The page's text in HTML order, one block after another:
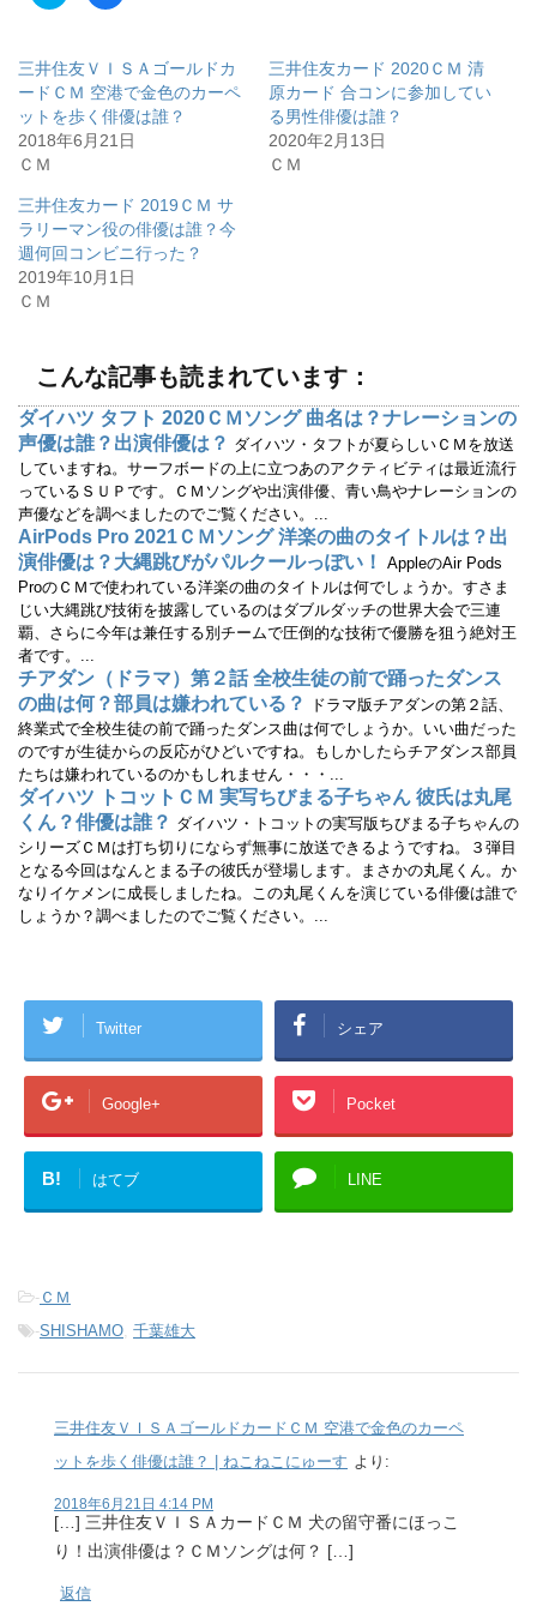
て
T
w
i
t
t
e
有
(
新
し
い
ウ
ィ
き
ま
す
)
o
k
で
共
有
す
ク
リ
ッ
ク
し
て
く
し
い
ウ
ィ
ン
ド
ウ
開
ま
す
)
三井住友ＶＩＳＡゴールドカ
ードＣＭ 空港で金色のカーペ
ットを歩く俳優は誰？
2018年6月21日
ＣＭ
三井住友カード 2020ＣＭ 清
原カード 合コンに参加してい
る男性俳優は誰？
2020年2月13日
ＣＭ
三井住友カード 2019ＣＭ サ
ラリーマン役の俳優は誰？今
週何回コンビニ行った？
2019年10月1日
ＣＭ
こんな記事も読まれています：
ダイハツ タフト 2020ＣＭソング 曲名は？ナレーションの
声優は誰？出演俳優は？ ダイハツ・タフトが夏らしいＣＭを放送
していますね。サーフボードの上に立つあのアクティビティは最近流行
っているＳＵＰです。ＣＭソングや出演俳優、青い鳥やナレーションの
声優などを調べましたのでご覧ください。...
AirPods Pro 2021ＣＭソング 洋楽の曲のタイトルは？出
演俳優は？大縄跳びがパルクールっぽい！ AppleのAir Pods
ProのＣＭで使われている洋楽の曲のタイトルは何でしょうか。すさま
じい大縄跳び技術を披露しているのはダブルダッチの世界大会で三連
覇、さらに今年は兼任する別チームで圧倒的な技術で優勝を狙う絶対王
者です。...
チアダン（ドラマ）第２話 全校生徒の前で踊ったダンス
の曲は何？部員は嫌われている？
ドラマ版チアダンの第２話、
終業式で全校生徒の前で踊ったダンス曲は何でしょうか。いい曲だった
のですが生徒からの反応がひどいですね。もしかしたらチアダンス部員
たちは嫌われているのかもしれません・・・...
ダイハツ トコットＣＭ 実写ちびまる子ちゃん 彼氏は丸尾
くん？俳優は誰？ ダイハツ・トコットの実写版ちびまる子ちゃんの
シリーズＣＭは打ち切りにならず無事に放送できるようですね。３弾目
となる今回はなんとまる子の彼氏が登場します。まさかの丸尾くん。か
なりイケメンに成長しましたね。この丸尾くんを演じている俳優は誰で
しょうか？調べましたのでご覧ください。...
Twitter シェア
Google+ Pocket
B! はてブ LINE
- ＣＭ
-SHISHAMO 千葉雄大
三井住友ＶＩＳＡゴールドカードＣＭ 空港で金色のカーペ
ットを歩く俳優は誰？ | ねこねこにゅーす より:
2018年6月21日 4:14 PM
[…] 三井住友ＶＩＳＡカードＣＭ 犬の留守番にほっこ
り！出演俳優は？ＣＭソングは何？ […]
返信